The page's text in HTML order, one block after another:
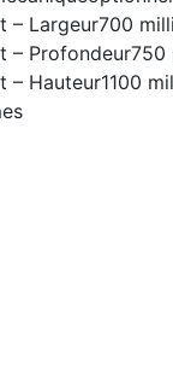
– Largeur700
– Profondeur750
– Hauteur1100